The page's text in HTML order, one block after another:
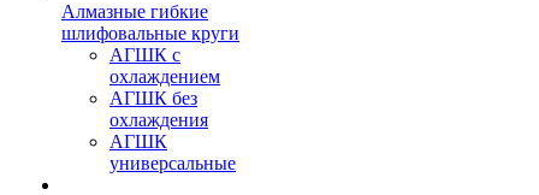
Алмазные гибкие
шлифовальные круги
АГШК с
охлаждением
АГШК без
охлаждения
АГШК
универсальные